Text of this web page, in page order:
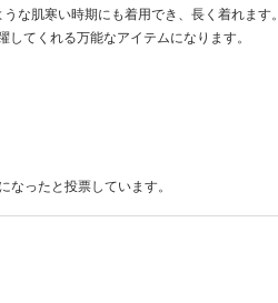
な肌寒い時期にも着用でき、長く着れます。
てくれる万能なアイテムになります。
なったと投票しています。